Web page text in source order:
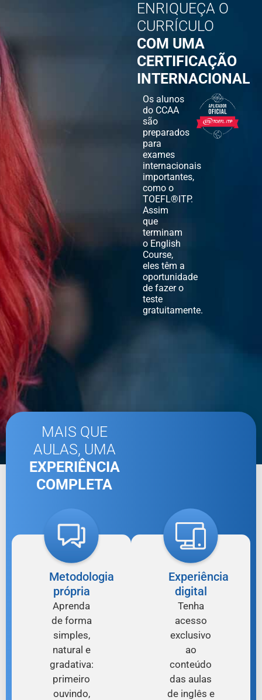
ENRIQUEÇA O
CURRÍCULO
COM UMA
CERTIFICAÇÃO
INTERNACIONAL
Os alunos
do CCAA
são
preparados
para
exames
internacionais
importantes,
como o
TOEFL®ITP.
Assim
que
terminam
o English
Course,
eles têm a
oportunidade
de fazer o
teste
gratuitamente.
MAIS QUE
AULAS, UMA
EXPERIÊNCIA
COMPLETA
Metodologia
própria
Aprenda
de forma
simples,
natural e
gradativa:
primeiro
ouvindo,
Experiência
digital
Tenha
acesso
exclusivo
ao
conteúdo
das aulas
de inglês e